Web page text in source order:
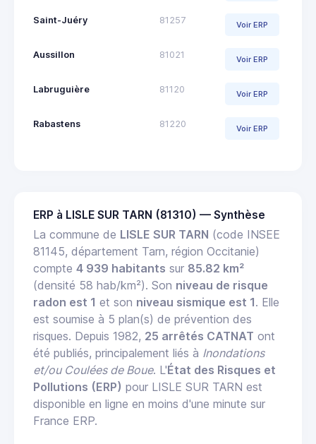
Saint-Juéry 81257 Voir ERP
Aussillon 81021 Voir ERP
Labruguière 81120 Voir ERP
Rabastens 81220 Voir ERP
ERP à LISLE SUR TARN (81310) — Synthèse
La commune de LISLE SUR TARN (code INSEE
81145, département Tarn, région Occitanie)
compte 4 939 habitants sur 85.82 km²
(densité 58 hab/km²). Son niveau de risque
radon est 1 et son niveau sismique est 1. Elle
est soumise à 5 plan(s) de prévention des
risques. Depuis 1982, 25 arrêtés CATNAT ont
été publiés, principalement liés à Inondations
et/ou Coulées de Boue. L'État des Risques et
Pollutions (ERP) pour LISLE SUR TARN est
disponible en ligne en moins d'une minute sur
France ERP.